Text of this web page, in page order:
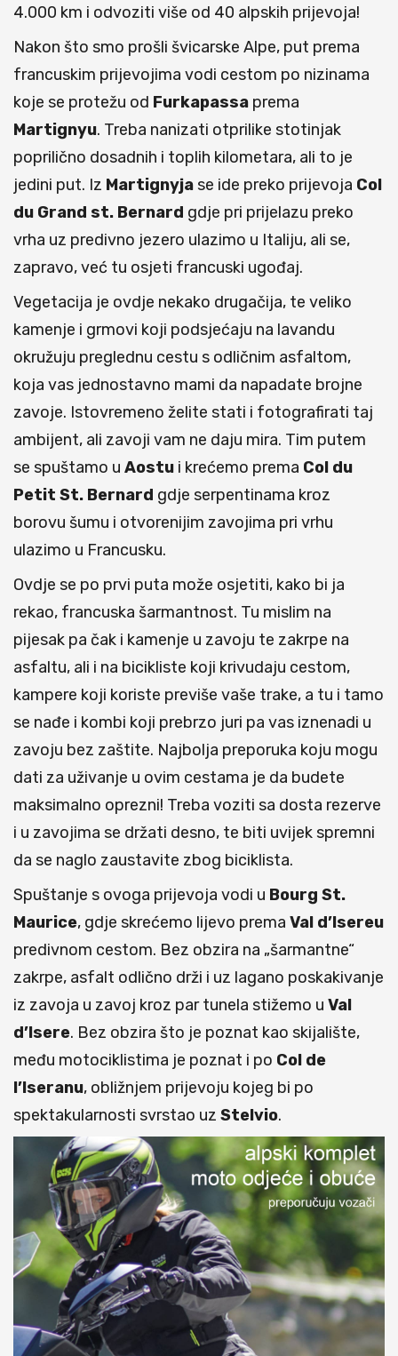
4.000 km i odvoziti više od 40 alpskih prijevoja!
Nakon što smo prošli švicarske Alpe, put prema
francuskim prijevojima vodi cestom po nizinama
koje se protežu od Furkapassa prema
Martignyu. Treba nanizati otprilike stotinjak
poprilično dosadnih i toplih kilometara, ali to je
jedini put. Iz Martignyjase ide preko prijevoja Col
du Grand st. Bernard gdje pri prijelazu preko
vrha uz predivno jezero ulazimo u Italiju, ali se,
zapravo, već tu osjeti francuski ugođaj.
Vegetacija je ovdje nekako drugačija, te veliko
kamenje i grmovi koji podsjećaju na lavandu
okružuju preglednu cestu s odličnim asfaltom,
koja vas jednostavno mami da napadate brojne
zavoje. Istovremeno želite stati i fotografirati taj
ambijent, ali zavoji vam ne daju mira. Tim putem
se spuštamo u Aostu i krećemo prema Col du
Petit St. Bernard gdje serpentinama kroz
borovu šumu i otvorenijim zavojima pri vrhu
ulazimo u Francusku.
Ovdje se po prvi puta može osjetiti, kako bi ja
rekao, francuska šarmantnost. Tu mislim na
pijesak pa čak i kamenje u zavoju te zakrpe na
asfaltu, ali i na bicikliste koji krivudaju cestom,
kampere koji koriste previše vaše trake, a tu i tamo
se nađe i kombi koji prebrzo juri pa vas iznenadi u
zavoju bez zaštite. Najbolja preporuka koju mogu
dati za uživanje u ovim cestama je da budete
maksimalno oprezni! Treba voziti sa dosta rezerve
i u zavojima se držati desno, te biti uvijek spremni
da se naglo zaustavite zbog biciklista.
Spuštanje s ovoga prijevoja vodi u Bourg St.
Maurice, gdje skrećemo lijevo prema Val d’Isereu
predivnom cestom. Bez obzira na „šarmantne“
zakrpe, asfalt odlično drži i uz lagano poskakivanje
iz zavoja u zavoj kroz par tunela stižemo u Val
d’Isere. Bez obzira što je poznat kao skijalište,
među motociklistima je poznat i po Col de
l’Iseranu, obližnjem prijevoju kojeg bi po
spektakularnosti svrstao uz Stelvio.